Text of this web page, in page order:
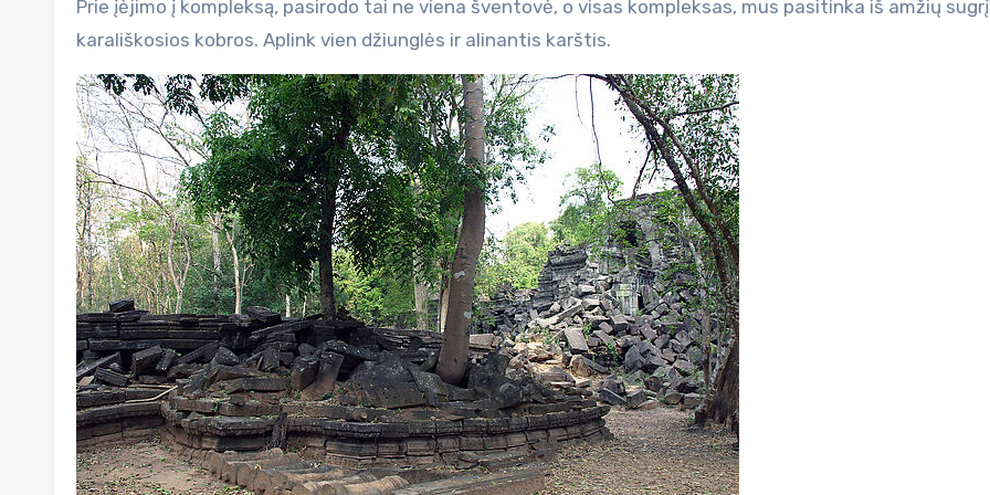
Prie įėjimo į kompleksą, pasirodo tai ne viena šventovė, o visas kompleksas, mus pasitinka iš amžių
karališkosios kobros. Aplink vien džiunglės ir alinantis karštis.